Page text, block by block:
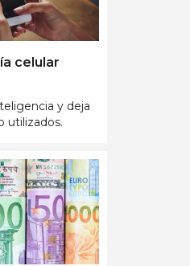
celular
y deja
utilizados.